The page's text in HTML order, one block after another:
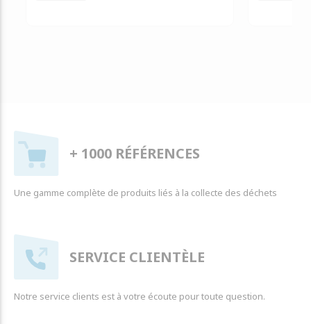
+ 1000 RÉFÉRENCES
Une gamme complète de produits liés à la collecte des déchets
SERVICE CLIENTÈLE
Notre service clients est à votre écoute pour toute question.